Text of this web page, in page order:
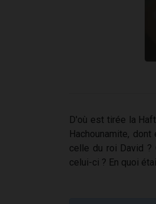
D'où est tirée la
Hachounamite,
celle du roi David ?
celui-ci ? En quoi